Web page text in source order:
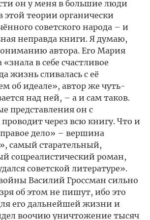
он у меня в большие люди
этой теории органически
советского народа – и
неправда книги. Я думаю,
автора. Его Мария
в себе счастливое
жизнь сливалась с её
об идеале», автор же чуть-
над ней, – а и сам таков.
представления он с
через всю книгу. Что и
дело» – вершина
самый старательный,
соцреалистический роман,
советской литературе».
Василий Гроссман сильно
об этом не пишут, ибо это
его дальнейшей жизни и
воочию уничтожение тысяч